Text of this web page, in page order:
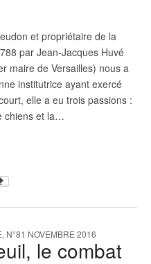
et propriétaire de la
par Jean-Jacques Huvé
maire de Versailles) nous a
institutrice ayant exercé
elle a eu trois passions :
chiens et la…
, N°81 NOVEMBRE 2016
le combat